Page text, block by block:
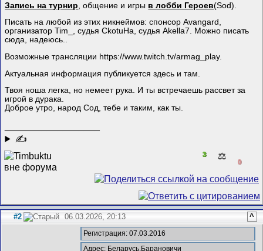
Запись на турнир , общение и игры в лобби Героев(Sod).
Писать на любой из этих никнеймов: спонсор Avangard,
организатор Tim_, судья CkotuHa, судья Akella7. Можно писать
сюда, надеюсь..
Возможные трансляции https://www.twitch.tv/armag_play.
Актуальная информация публикуется здесь и там.
Твоя ноша легка, но немеет рука. И ты встречаешь рассвет за
игрой в дурака.
Доброе утро, народ Сод, тебе и таким, как ты.
✍
3 ⚖️
0
#2 06.03.2026, 20:13 ^
Регистрация: 07.03.2016
Адрес: Беларусь,Барановичи